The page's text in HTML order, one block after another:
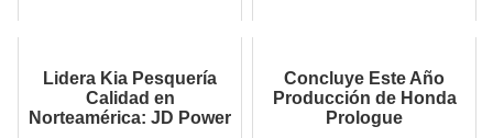
Lidera Kia Pesquería
Calidad en
Norteamérica: JD Power
Concluye Este Año
Producción de Honda
Prologue